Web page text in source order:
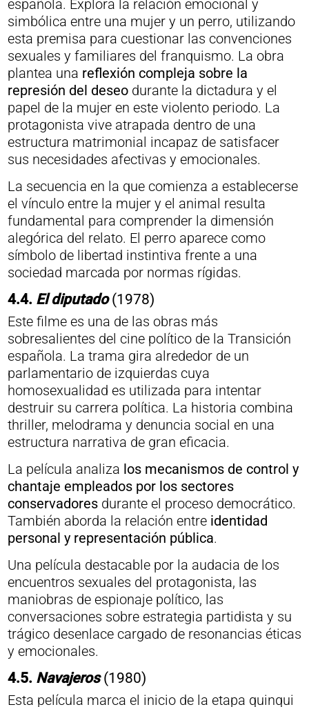
española. Explora la relación emocional y
simbólica entre una mujer y un perro, utilizando
esta premisa para cuestionar las convenciones
sexuales y familiares del franquismo. La obra
plantea una reflexión compleja sobre la
represión del deseodurante la dictadura y el
papel de la mujer en este violento periodo. La
protagonista vive atrapada dentro de una
estructura matrimonial incapaz de satisfacer
sus necesidades afectivas y emocionales.
La secuencia en la que comienza a establecerse
el vínculo entre la mujer y el animal resulta
fundamental para comprender la dimensión
alegórica del relato. El perro aparece como
símbolo de libertad instintiva frente a una
sociedad marcada por normas rígidas.
4.4. El diputado(1978)
Este filme es una de las obras más
sobresalientes del cine político de la Transición
española. La trama gira alrededor de un
parlamentario de izquierdas cuya
homosexualidad es utilizada para intentar
destruir su carrera política. La historia combina
thriller, melodrama y denuncia social en una
estructura narrativa de gran eficacia.
La película analiza los mecanismos de control y
chantaje empleados por los sectores
conservadoresdurante el proceso democrático.
También aborda la relación entre identidad
personal y representación pública.
Una película destacable por la audacia de los
encuentros sexuales del protagonista, las
maniobras de espionaje político, las
conversaciones sobre estrategia partidista y su
trágico desenlace cargado de resonancias éticas
y emocionales.
4.5. Navajeros(1980)
Esta película marca el inicio de la etapa quinqui